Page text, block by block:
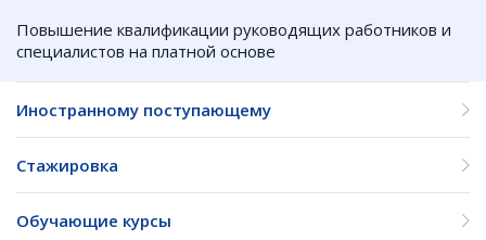
Повышение квалификации руководящих работников и
специалистов на платной основе
Иностранному поступающему
Стажировка
Обучающие курсы